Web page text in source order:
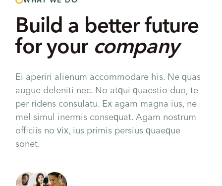
Build a better future
for your company
Ei aperiri alienum accommodare his. Ne quas
augue deleniti nec. No atqui quaestio duo, te
per ridens consulatu. Ex agam magna ius, ne
mel simul inermis consequat. Agam nostrum
officiis no vix, ius primis persius quaeque
sonet.